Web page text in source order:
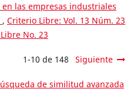
las empresas industriales
, Criterio Libre: Vol. 13 Núm. 23
No. 23
1-10 de 148 Siguiente
de similitud avanzada